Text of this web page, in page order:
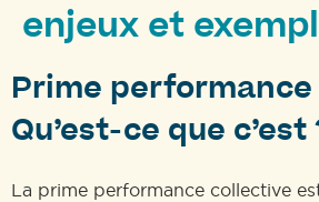
enjeux et
Prime
Qu’est-ce que c’est
La prime performance collective